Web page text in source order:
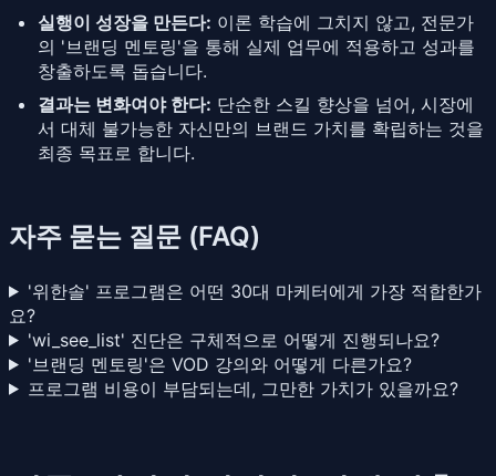
실행이 성장을 만든다: 이론 학습에 그치지 않고, 전문가
의 '브랜딩 멘토링'을 통해 실제 업무에 적용하고 성과를
창출하도록 돕습니다.
결과는 변화여야 한다: 단순한 스킬 향상을 넘어, 시장에
서 대체 불가능한 자신만의 브랜드 가치를 확립하는 것을
최종 목표로 합니다.
자주 묻는 질문 (FAQ)
'위한솔' 프로그램은 어떤 30대 마케터에게 가장 적합한가
요?
'wi_see_list' 진단은 구체적으로 어떻게 진행되나요?
'브랜딩 멘토링'은 VOD 강의와 어떻게 다른가요?
프로그램 비용이 부담되는데, 그만한 가치가 있을까요?